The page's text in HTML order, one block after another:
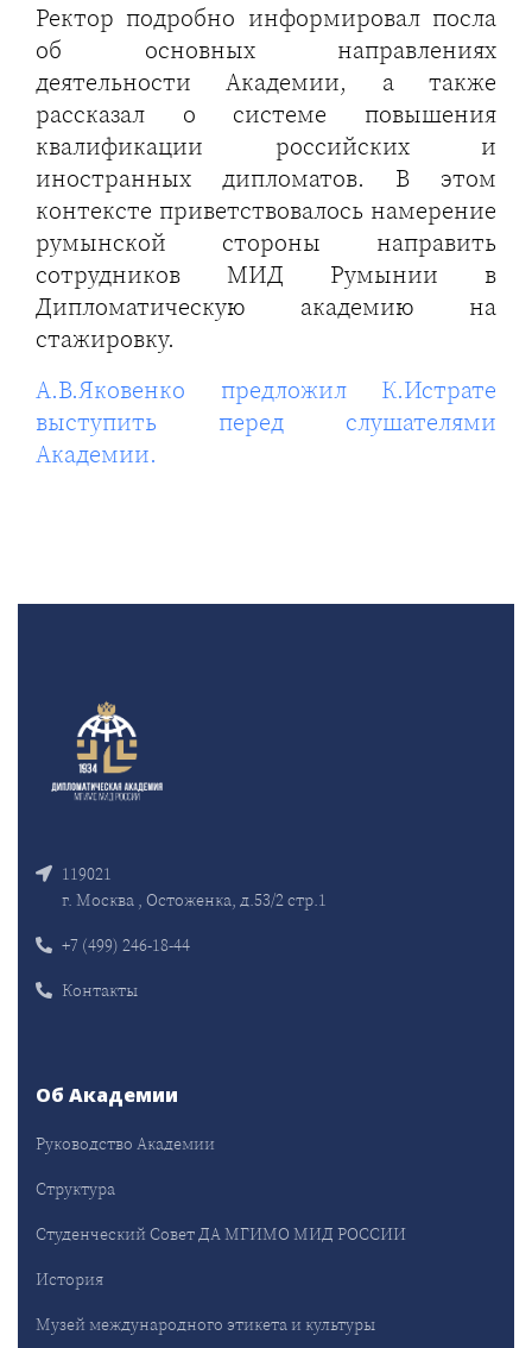
Ректор подробно информировал посла
об основных направлениях
деятельности Академии, а также
рассказал о системе повышения
квалификации российских и
иностранных дипломатов. В этом
контексте приветствовалось намерение
румынской стороны направить
сотрудников МИД Румынии в
Дипломатическую академию на
стажировку.
А.В.Яковенко предложил К.Истрате
выступить перед слушателями
Академии.
119021
г. Москва , Остоженка, д.53/2 стр.1
+7 (499) 246-18-44
Контакты
Об Академии
Руководство Академии
Структура
Студенческий Совет ДА МГИМО МИД РОССИИ
История
Музей международного этикета и культуры